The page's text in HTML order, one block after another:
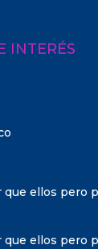
INTERÉS
que ellos pero
que ellos pero